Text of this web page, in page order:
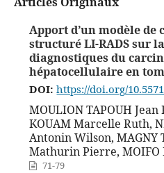
Apport d’un modèle de
structuré LI-RADS sur
diagnostiques du
hépatocellulaire en
DOI: https://doi.org/
MOULION TAPOUH Jean
KOUAM Marcelle Ruth,
Antonin Wilson, MAGNY
Mathurin Pierre, MOIFO
71-79